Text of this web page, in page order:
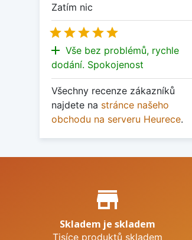
Zatím nic

add Vše bez problémů, rychle
dodání. Spokojenost
Všechny recenze zákazníků
najdete na stránce našeho
obchodu na serveru Heurece.
Proč nakupovat u nás?
store_mall_directory
Skladem je skladem
Tisíce produktů skladem